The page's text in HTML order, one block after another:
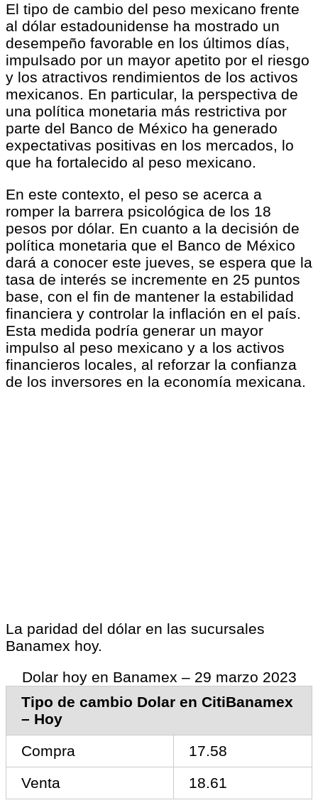
El tipo de cambio del peso mexicano frente
al dólar estadounidense ha mostrado un
desempeño favorable en los últimos días,
impulsado por un mayor apetito por el riesgo
y los atractivos rendimientos de los activos
mexicanos. En particular, la perspectiva de
una política monetaria más restrictiva por
parte del Banco de México ha generado
expectativas positivas en los mercados, lo
que ha fortalecido al peso mexicano.
En este contexto, el peso se acerca a
romper la barrera psicológica de los 18
pesos por dólar. En cuanto a la decisión de
política monetaria que el Banco de México
dará a conocer este jueves, se espera que la
tasa de interés se incremente en 25 puntos
base, con el fin de mantener la estabilidad
financiera y controlar la inflación en el país.
Esta medida podría generar un mayor
impulso al peso mexicano y a los activos
financieros locales, al reforzar la confianza
de los inversores en la economía mexicana.
La paridad del dólar en las sucursales
Banamex hoy.
Dolar hoy en Banamex – 29 marzo 2023
Tipo de cambio Dolar en CitiBanamex
– Hoy
Compra
17.58
Venta
18.61